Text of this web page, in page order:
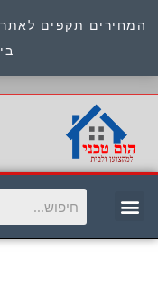
המחירים תקפים לאתר